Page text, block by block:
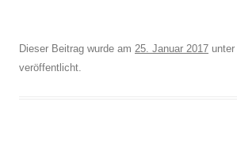
Dieser Beitrag wurde am 25. Januar 2017 unter
veröffentlicht.